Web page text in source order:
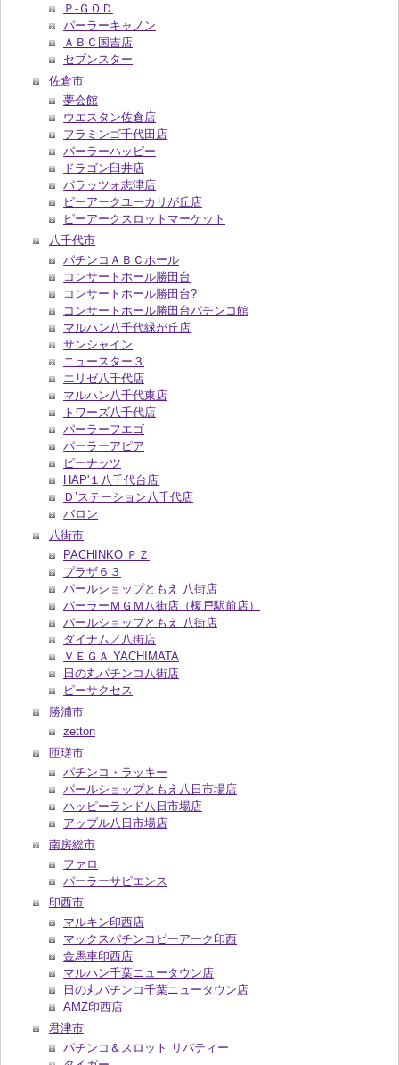
Ｐ‐ＧＯＤ
パーラーキャノン
ＡＢＣ国吉店
セブンスター
佐倉市
夢会館
ウエスタン佐倉店
フラミンゴ千代田店
パーラーハッピー
ドラゴン臼井店
パラッツォ志津店
ピーアークユーカリが丘店
ピーアークスロットマーケット
八千代市
パチンコＡＢＣホール
コンサートホール勝田台
コンサートホール勝田台?
コンサートホール勝田台パチンコ館
マルハン八千代緑が丘店
サンシャイン
ニュースター３
エリゼ八千代店
マルハン八千代東店
トワーズ八千代店
パーラーフエゴ
パーラーアピア
ピーナッツ
HAP'１八千代台店
Ｄ’ステーション八千代店
バロン
八街市
PACHINKO ＰＺ
プラザ６３
パールショップともえ 八街店
パーラーＭＧＭ八街店（榎戸駅前店）
パールショップともえ 八街店
ダイナム／八街店
ＶＥＧＡ YACHIMATA
日の丸パチンコ八街店
ピーサクセス
勝浦市
zetton
匝瑳市
パチンコ・ラッキー
パールショップともえ八日市場店
ハッピーランド八日市場店
アップル八日市場店
南房総市
ファロ
パーラーサピエンス
印西市
マルキン印西店
マックスパチンコピーアーク印西
金馬車印西店
マルハン千葉ニュータウン店
日の丸パチンコ千葉ニュータウン店
AMZ印西店
君津市
パチンコ＆スロット リバティー